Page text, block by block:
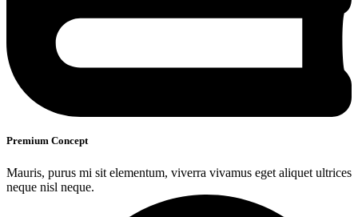
Premium Concept
Mauris, purus mi sit elementum, viverra vivamus eget aliquet ultrices
neque nisl neque.